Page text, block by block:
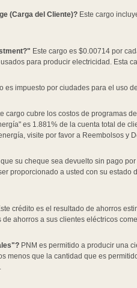
(Carga del Cliente)?Este cargo
Este cargo es $0.00714 por
para producir electricidad. Esta
es impuesto por ciudades para el uso
cargo cubre los costos de programas
es 1.881% de la cuenta total de
visite por favor a Reembolsos y
su cheque sea devuelto sin pago
proporcionado a usted con su
crédito es el resultado de ahorros
ahorros a sus clientes eléctricos
PNM es permitido a producir una
menos que la cantidad que es